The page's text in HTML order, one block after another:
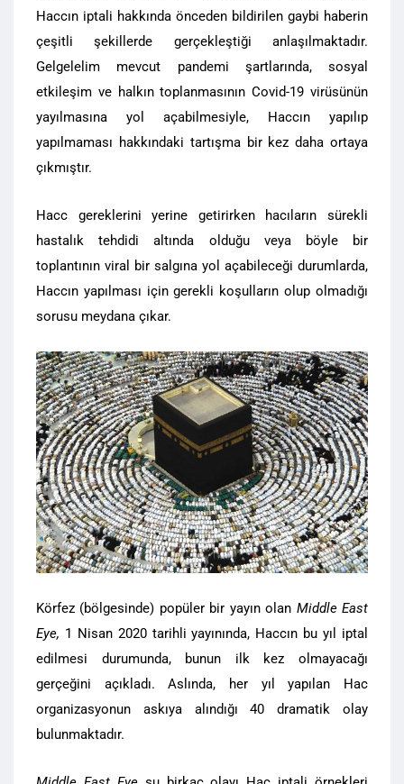
Haccın iptali hakkında önceden bildirilen gaybi haberin
çeşitli şekillerde gerçekleştiği anlaşılmaktadır.
Gelgelelim mevcut pandemi şartlarında, sosyal
etkileşim ve halkın toplanmasının Covid-19 virüsünün
yayılmasına yol açabilmesiyle, Haccın yapılıp
yapılmaması hakkındaki tartışma bir kez daha ortaya
çıkmıştır.
Hacc gereklerini yerine getirirken hacıların sürekli
hastalık tehdidi altında olduğu veya böyle bir
toplantının viral bir salgına yol açabileceği durumlarda,
Haccın yapılması için gerekli koşulların olup olmadığı
sorusu meydana çıkar.
Körfez (bölgesinde) popüler bir yayın olan Middle East
Eye, 1 Nisan 2020 tarihli yayınında, Haccın bu yıl iptal
edilmesi durumunda, bunun ilk kez olmayacağı
gerçeğini açıkladı. Aslında, her yıl yapılan Hac
organizasyonun askıya alındığı 40 dramatik olay
bulunmaktadır.